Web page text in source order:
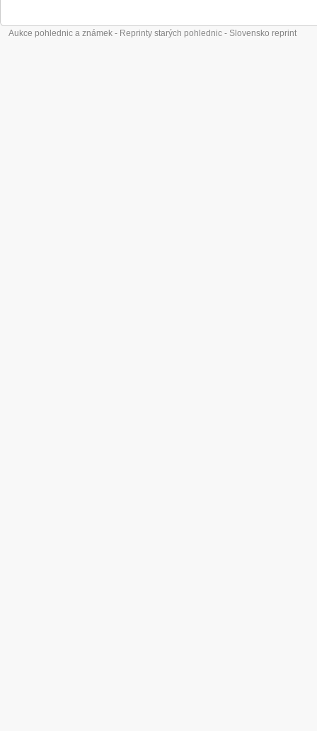
Aukce pohlednic a známek - Reprinty starých pohlednic - Slovensko reprint